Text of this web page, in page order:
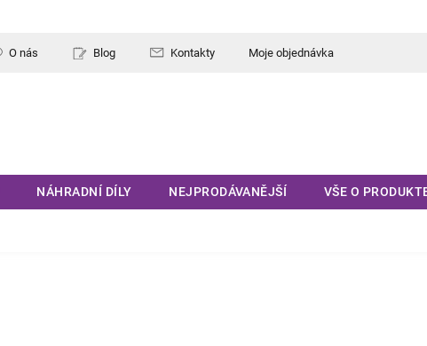
O nás Blog Kontakty Moje objednávka
NÁHRADNÍ DÍLY NEJPRODÁVANĚJŠÍ VŠE O